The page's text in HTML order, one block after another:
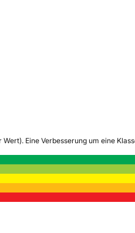
Eine Verbesserung um eine